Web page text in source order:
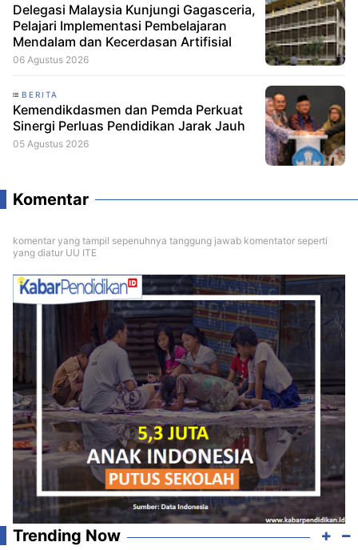
Delegasi Malaysia Kunjungi Gagasceria,
Pelajari Implementasi Pembelajaran
Mendalam dan Kecerdasan Artifisial
06 Agustus 2026
BERITA
Kemendikdasmen dan Pemda Perkuat
Sinergi Perluas Pendidikan Jarak Jauh
05 Agustus 2026
Komentar
komentar yang tampil sepenuhnya tanggung jawab komentator seperti
yang diatur UU ITE
Trending Now